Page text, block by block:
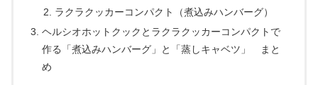
ラクラクッカーコンパクト（煮込みハンバーグ）
ヘルシオホットクックとラクラクッカーコンパクトで
作る「煮込みハンバーグ」と「蒸しキャベツ」 まと
め